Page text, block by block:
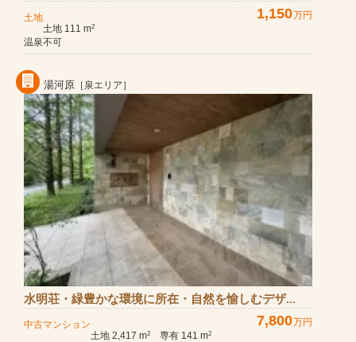
土地 1,150万円
土地 111 m2
温泉不可
湯河原 ［泉エリア］
水明荘・緑豊かな環境に所在・自然を愉しむデザ...
中古マンション 7,800万円
土地 2,417 m2 専有 141 m2